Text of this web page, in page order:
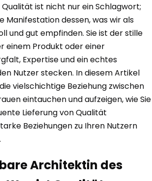
ist nicht nur ein Schlagwort;
Manifestation dessen, was wir als
und gut empfinden. Sie ist der stille
einem Produkt oder einer
Expertise und ein echtes
Nutzer stecken. In diesem Artikel
vielschichtige Beziehung zwischen
eintauchen und aufzeigen, wie Sie
Lieferung von Qualität
Beziehungen zu Ihren Nutzern
Architektin des